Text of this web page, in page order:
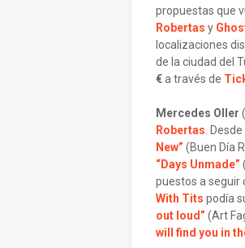
propuestas que
Robertas y
localizaciones
de la ciudad del
€a través de
Mercedes Oller
Robertas . Desde
New” (Buen Día
“Days Unmade”
puestos a seguir
With Tits podía
out loud” (Art
will find you in